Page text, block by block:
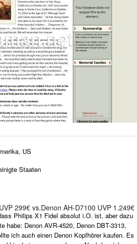
US
Staaten
299€ vs.Denon AH-D7100 UVP 1.249€
Philips X1 Fidel absolut i.O. ist, aber dazu
habe: Denon AVR-4520, Denon DBT-3313,
ich auch einen Denon Kopfhörer kaufen. Es